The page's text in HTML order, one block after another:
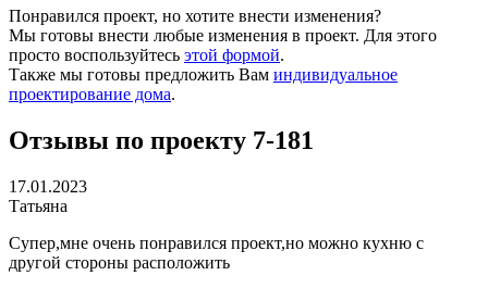
Понравился проект, но хотите внести изменения?
Мы готовы внести любые изменения в проект. Для этого
просто воспользуйтесь этой формой.
Также мы готовы предложить Вам индивидуальное
проектирование дома.
Отзывы по проекту 7-181
17.01.2023
Татьяна
Супер,мне очень понравился проект,но можно кухню с
другой стороны расположить